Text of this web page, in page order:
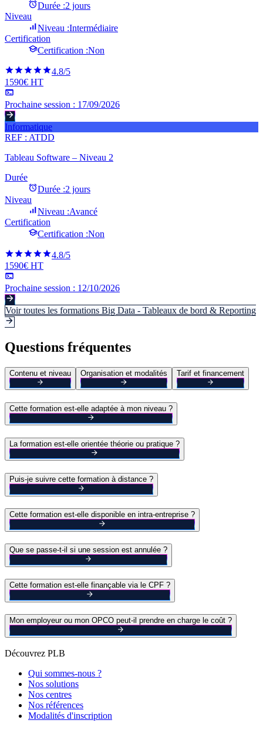
Durée :2 jours
Niveau
Niveau :Intermédiaire
Certification
Certification :Non
4.8/5
1590€ HT
Prochaine session : 17/09/2026
Informatique
REF : ATDD
Tableau Software – Niveau 2
Durée
Durée :2 jours
Niveau
Niveau :Avancé
Certification
Certification :Non
4.8/5
1590€ HT
Prochaine session : 12/10/2026
Voir toutes les formations Big Data - Tableaux de bord & Reporting
Questions fréquentes
Contenu et niveau Organisation et modalités Tarif et financement
Cette formation est-elle adaptée à mon niveau ?
La formation est-elle orientée théorie ou pratique ?
Puis-je suivre cette formation à distance ?
Cette formation est-elle disponible en intra-entreprise ?
Que se passe-t-il si une session est annulée ?
Cette formation est-elle finançable via le CPF ?
Mon employeur ou mon OPCO peut-il prendre en charge le coût ?
Découvrez PLB
Qui sommes-nous ?
Nos solutions
Nos centres
Nos références
Modalités d'inscription